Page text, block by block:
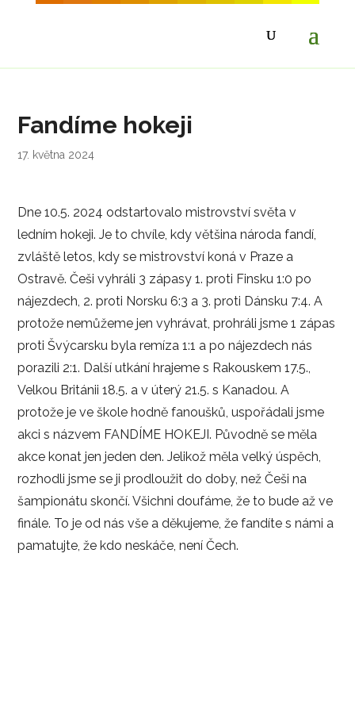
Fandíme hokeji
17. května 2024
Dne 10.5. 2024 odstartovalo mistrovství světa v
ledním hokeji. Je to chvíle, kdy většina národa fandí,
zvláště letos, kdy se mistrovství koná v Praze a
Ostravě. Češi vyhráli 3 zápasy 1. proti Finsku 1:0 po
nájezdech, 2. proti Norsku 6:3 a 3. proti Dánsku 7:4. A
protože nemůžeme jen vyhrávat, prohráli jsme 1 zápas
proti Švýcarsku byla remíza 1:1 a po nájezdech nás
porazili 2:1. Další utkání hrajeme s Rakouskem 17.5.,
Velkou Británii 18.5. a v úterý 21.5. s Kanadou. A
protože je ve škole hodně fanoušků, uspořádali jsme
akci s názvem FANDÍME HOKEJI. Původně se měla
akce konat jen jeden den. Jelikož měla velký úspěch,
rozhodli jsme se ji prodloužit do doby, než Češi na
šampionátu skončí. Všichni doufáme, že to bude až ve
finále. To je od nás vše a děkujeme, že fandíte s námi a
pamatujte, že kdo neskáče, není Čech.